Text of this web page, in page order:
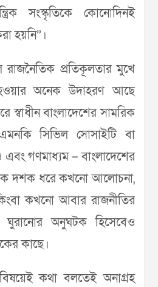
সংস্কৃতিকে কোনোদিনই
হয়নি”।
প্রতিকূলতার মুখে
অনেক উদাহরণ আছে
স্বাধীন বাংলাদেশের সামরিক
সিভিল সোসাইটি বা
গণমাধ্যম – বাংলাদেশের
দশক ধরে কখনো আলোচনা,
কখনো আবার রাজনীতির
অনুঘটক হিসেবেও
কাছে।
কথা বলতেই অনাগ্রহ